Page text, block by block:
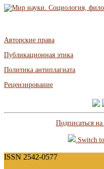
Авторские права
Публикационная этика
Политика антиплагиата
Рецензирование
Подписаться
Switch to
ISSN 2542-0577